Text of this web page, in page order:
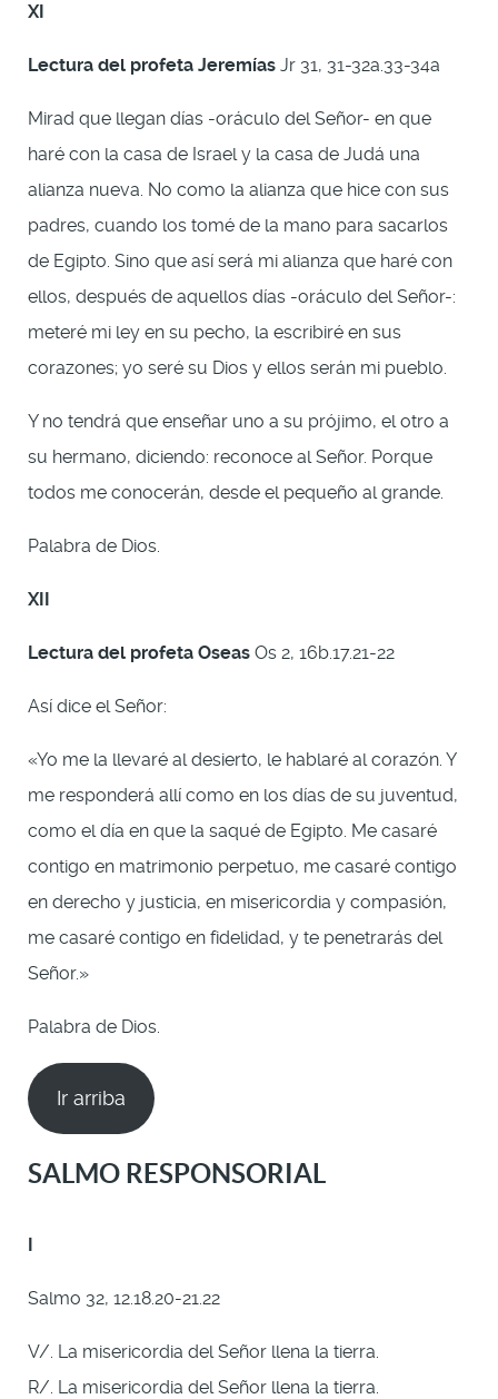
XI
Lectura del profeta Jeremías Jr 31, 31-32a.33-34a
Mirad que llegan días -oráculo del Señor- en que
haré con la casa de Israel y la casa de Judá una
alianza nueva. No como la alianza que hice con sus
padres, cuando los tomé de la mano para sacarlos
de Egipto. Sino que así será mi alianza que haré con
ellos, después de aquellos días -oráculo del Señor-:
meteré mi ley en su pecho, la escribiré en sus
corazones; yo seré su Dios y ellos serán mi pueblo.
Y no tendrá que enseñar uno a su prójimo, el otro a
su hermano, diciendo: reconoce al Señor. Porque
todos me conocerán, desde el pequeño al grande.
Palabra de Dios.
XII
Lectura del profeta Oseas Os 2, 16b.17.21-22
Así dice el Señor:
«Yo me la llevaré al desierto, le hablaré al corazón. Y
me responderá allí como en los días de su juventud,
como el día en que la saqué de Egipto. Me casaré
contigo en matrimonio perpetuo, me casaré contigo
en derecho y justicia, en misericordia y compasión,
me casaré contigo en fidelidad, y te penetrarás del
Señor.»
Palabra de Dios.
Ir arriba
SALMO RESPONSORIAL
I
Salmo 32, 12.18.20-21.22
V/. La misericordia del Señor llena la tierra.
R/. La misericordia del Señor llena la tierra.